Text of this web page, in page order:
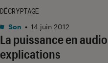
La puissance en
explications
DÉCRYPTAGE
Son • 14 juin 2012